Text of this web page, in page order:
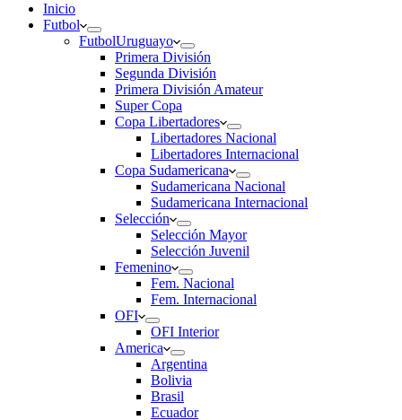
Inicio
Futbol
FutbolUruguayo
Primera División
Segunda División
Primera División Amateur
Super Copa
Copa Libertadores
Libertadores Nacional
Libertadores Internacional
Copa Sudamericana
Sudamericana Nacional
Sudamericana Internacional
Selección
Selección Mayor
Selección Juvenil
Femenino
Fem. Nacional
Fem. Internacional
OFI
OFI Interior
America
Argentina
Bolivia
Brasil
Ecuador